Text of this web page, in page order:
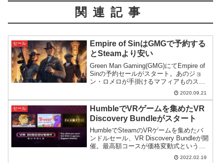
関連記事
セール
Empire of SinはGMGで予約する
とSteamより安い
Green Man Gaming(GMG)にてEmpire of
Sinの予約セールがスタート。あのジョ
ン・ロメロが手掛けるマフィアものスト
ラテジーゲーム、更にパラドゲーにして
は珍しく最初から日本語が実装されてい
るということで期待がかかります。
2020.09.21
セール
HumbleでVRゲームを集めたVR
Discovery Bundleがスタート
HumbleでSteamのVRゲームを集めたバ
ンドルセール、VR Discovery Bundleが開
催。最高額コースが価格変動式というい
やらしい設定なので注意したいです。
2022.02.19